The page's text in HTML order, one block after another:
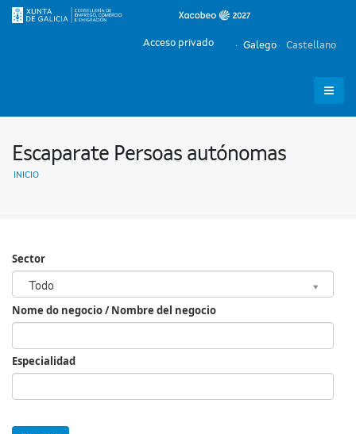
Galego Castellano
Acceso privado
Escaparate Persoas autónomas
INICIO
Sector
Todo
Sector
Nome do negocio / Nombre del negocio
Especialidad